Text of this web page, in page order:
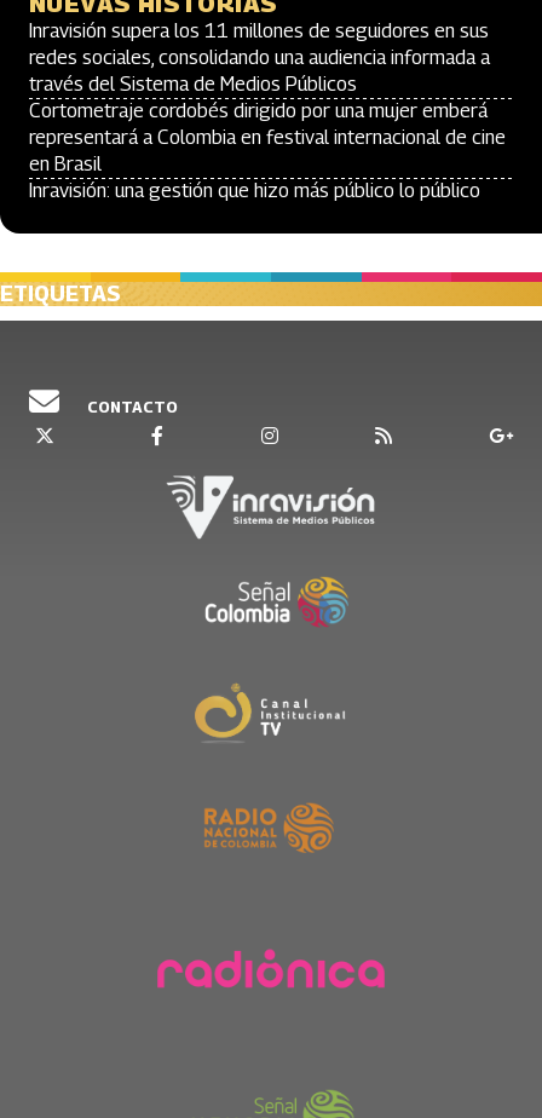
Inravisión supera los 11 millones de seguidores en sus
redes sociales, consolidando una audiencia informada a
través del Sistema de Medios Públicos
Cortometraje cordobés dirigido por una mujer emberá
representará a Colombia en festival internacional de cine
en Brasil
Inravisión: una gestión que hizo más público lo público
ETIQUETAS
CONTACTO